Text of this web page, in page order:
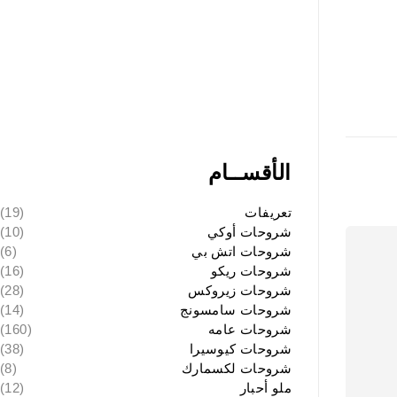
الأقســام
تعريفات
(19)
شروحات أوكي
(10)
شروحات اتش بي
(6)
شروحات ريكو
(16)
شروحات زيروكس
(28)
شروحات سامسونج
(14)
شروحات عامه
(160)
شروحات كيوسيرا
(38)
شروحات لكسمارك
(8)
ملو أحبار
(12)